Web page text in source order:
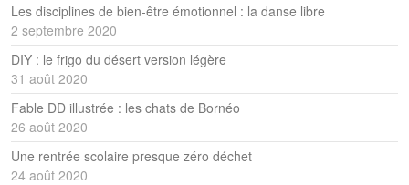
Les disciplines de bien-être émotionnel : la danse libre
2 septembre 2020
DIY : le frigo du désert version légère
31 août 2020
Fable DD illustrée : les chats de Bornéo
26 août 2020
Une rentrée scolaire presque zéro déchet
24 août 2020